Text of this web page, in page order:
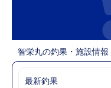
智栄丸の釣果・施設情報
最新釣果